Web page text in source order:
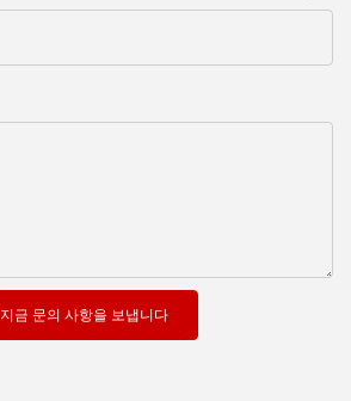
지금 문의 사항을 보냅니다